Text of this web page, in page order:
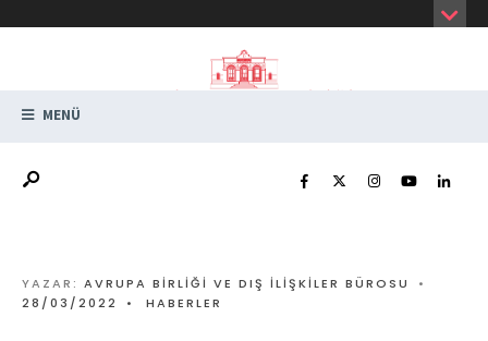
MENÜ
YAZAR: AVRUPA BIRLIĞI VE DIŞ İLIŞKILER BÜROSU
•
28/03/2022
• HABERLER